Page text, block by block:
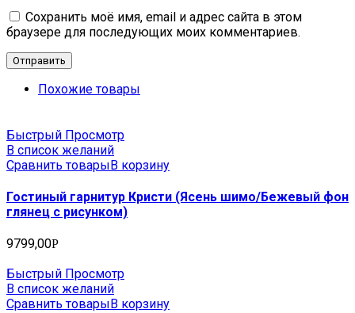
Сохранить моё имя, email и адрес сайта в этом
браузере для последующих моих комментариев.
Похожие товары
Быстрый Просмотр
В список желаний
Сравнить товарыВ корзину
Гостиный гарнитур Кристи (Ясень шимо/Бежевый фон
глянец с рисунком)
9799,00Р
Быстрый Просмотр
В список желаний
Сравнить товарыВ корзину